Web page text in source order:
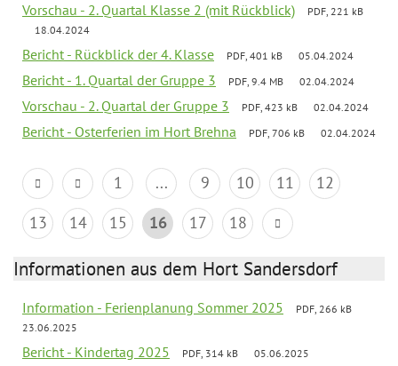
Vorschau - 2. Quartal Klasse 2 (mit Rückblick)
PDF, 221 kB
18.04.2024
Bericht - Rückblick der 4. Klasse PDF, 401 kB 05.04.2024
Bericht - 1. Quartal der Gruppe 3 PDF, 9.4 MB 02.04.2024
Vorschau - 2. Quartal der Gruppe 3 PDF, 423 kB 02.04.2024
Bericht - Osterferien im Hort Brehna PDF, 706 kB 02.04.2024
1 ... 9 10 11
12
13
14 15 16 17 18
Informationen aus dem Hort Sandersdorf
Information - Ferienplanung Sommer 2025
PDF, 266 kB
23.06.2025
Bericht - Kindertag 2025 PDF, 314 kB 05.06.2025